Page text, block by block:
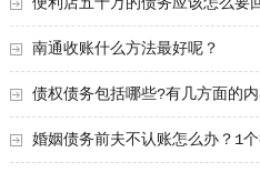
南通收账什么方法最好呢？
债权债务包括哪些?有几方面的
详析
婚姻债务前夫不认账怎么办？1